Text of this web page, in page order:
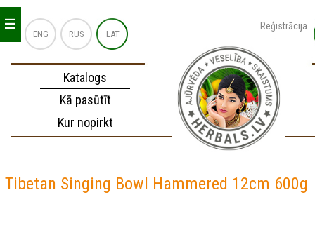
ENG RUS LAT
Reģistrācija
Katalogs
Kā pasūtīt
Kur nopirkt
_
_
_
Tibetan Singing Bowl Hammered 12cm 600g